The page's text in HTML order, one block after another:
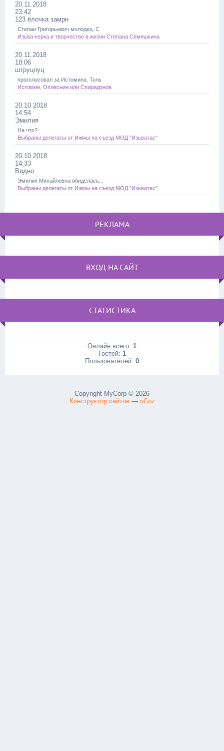
20.11.2018
23:42
123 ёлочка замри
Степан Григорьевич молодец. С
Изьва-керка и творчество в жизни Степана Семяшкина
20.11.2018
18:06
штруцпуц
проголосовал за Истомина. Толь
Истомин, Оплеснин или Спиридонов
20.10.2018
14:54
Эмилия
На что?
Выбраны делегаты от Ижмы на съезд МОД "Изьватас"
20.10.2018
14:33
Видно
Эмилия Михайловна обиделась...
Выбраны делегаты от Ижмы на съезд МОД "Изьватас"
РЕКЛАМА
ВХОД НА САЙТ
СТАТИСТИКА
Онлайн всего: 1
Гостей: 1
Пользователей: 0
Copyright MyCorp © 2026
Конструктор сайтов— uCoz